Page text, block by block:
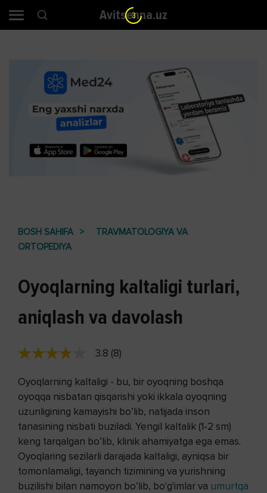
Avitsenna.uz
BOSH SAHIFA
TRAVMATOLOGIYA VA
ORTOPEDIYA
Oyoqlarning kaltaligi turlari,
aniqlash va davolash
3.8 (8)
Oyoqlarning kaltaligi - bu, bir oyoqning boshqa
oyoqqa nisbatan qisqarishi yoki ikkala oyoqning
uzunligining kamayishi bo’lib, natijada inson
tanasining nisbati buziladi. Yengil kaltalik (1-2 sm)
keng tarqalgan bo’lib, klinik ahamiyatga ega emas.
Oyoqlaring sezilarli darajada kaltaligi, ayniqsa bir
tomonlamaligi, tayanch tizimining va yurishning
buzilishi bilan namoyon bo’lib, bo'g'imlar va umurtqa
2